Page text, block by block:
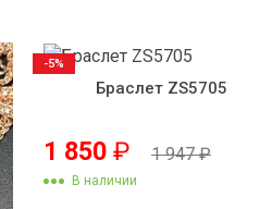
Браслет ZS5705
1 850 ₽ 1 947₽
В наличии
-5%